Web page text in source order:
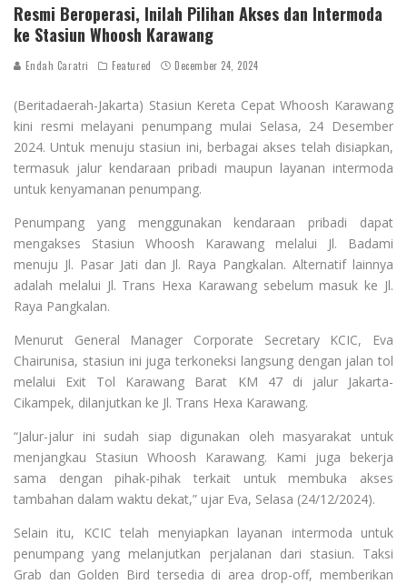
Resmi Beroperasi, Inilah Pilihan Akses dan Intermoda
ke Stasiun Whoosh Karawang
Endah Caratri Featured December 24, 2024
(Beritadaerah-Jakarta) Stasiun Kereta Cepat Whoosh Karawang
kini resmi melayani penumpang mulai Selasa, 24 Desember
2024. Untuk menuju stasiun ini, berbagai akses telah disiapkan,
termasuk jalur kendaraan pribadi maupun layanan intermoda
untuk kenyamanan penumpang.
Penumpang yang menggunakan kendaraan pribadi dapat
mengakses Stasiun Whoosh Karawang melalui Jl. Badami
menuju Jl. Pasar Jati dan Jl. Raya Pangkalan. Alternatif lainnya
adalah melalui Jl. Trans Hexa Karawang sebelum masuk ke Jl.
Raya Pangkalan.
Menurut General Manager Corporate Secretary KCIC, Eva
Chairunisa, stasiun ini juga terkoneksi langsung dengan jalan tol
melalui Exit Tol Karawang Barat KM 47 di jalur Jakarta-
Cikampek, dilanjutkan ke Jl. Trans Hexa Karawang.
“Jalur-jalur ini sudah siap digunakan oleh masyarakat untuk
menjangkau Stasiun Whoosh Karawang. Kami juga bekerja
sama dengan pihak-pihak terkait untuk membuka akses
tambahan dalam waktu dekat,” ujar Eva, Selasa (24/12/2024).
Selain itu, KCIC telah menyiapkan layanan intermoda untuk
penumpang yang melanjutkan perjalanan dari stasiun. Taksi
Grab dan Golden Bird tersedia di area drop-off, memberikan